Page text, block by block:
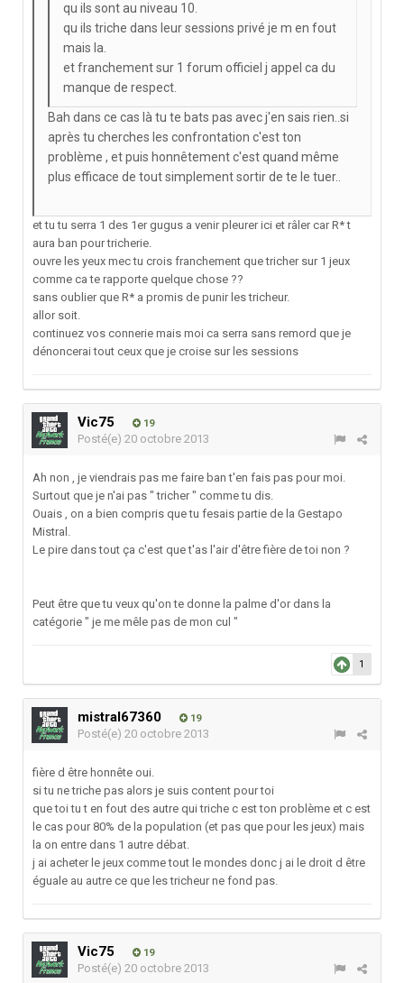
qu ils sont au niveau 10.
qu ils triche dans leur sessions privé je m en fout
mais la.
et franchement sur 1 forum officiel j appel ca du
manque de respect.
Bah dans ce cas là tu te bats pas avec j'en sais rien..si
après tu cherches les confrontation c'est ton
problème , et puis honnêtement c'est quand même
plus efficace de tout simplement sortir de te le tuer..
et tu tu serra 1 des 1er gugus a venir pleurer ici et râler car R* t
aura ban pour tricherie.
ouvre les yeux mec tu crois franchement que tricher sur 1 jeux
comme ca te rapporte quelque chose ??
sans oublier que R* a promis de punir les tricheur.
allor soit.
continuez vos connerie mais moi ca serra sans remord que je
dénoncerai tout ceux que je croise sur les sessions
Vic75 19
Posté(e) 20 octobre 2013
Ah non , je viendrais pas me faire ban t'en fais pas pour moi.
Surtout que je n'ai pas " tricher " comme tu dis.
Ouais , on a bien compris que tu fesais partie de la Gestapo
Mistral.
Le pire dans tout ça c'est que t'as l'air d'être fière de toi non ?
Peut être que tu veux qu'on te donne la palme d'or dans la
catégorie " je me mêle pas de mon cul "
1
mistral67360 19
Posté(e) 20 octobre 2013
fière d être honnête oui.
si tu ne triche pas alors je suis content pour toi
que toi tu t en fout des autre qui triche c est ton problème et c est
le cas pour 80% de la population (et pas que pour les jeux) mais
la on entre dans 1 autre débat.
j ai acheter le jeux comme tout le mondes donc j ai le droit d être
éguale au autre ce que les tricheur ne fond pas.
Vic75 19
Posté(e) 20 octobre 2013